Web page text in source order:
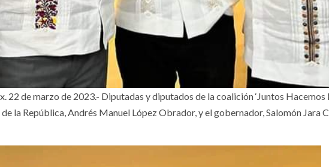
22 de marzo de 2023.- Diputadas y diputados de la coalición ‘Juntos Hacemos
la República, Andrés Manuel López Obrador, y el gobernador, Salomón Jara